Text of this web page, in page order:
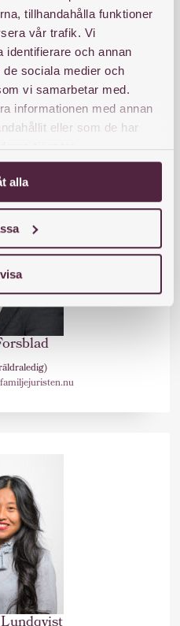
tillhandahålla funktioner
vår trafik. Vi
identifierare och annan
sociala medier och
vi samarbetar med.
informationen med annan
eller som de har
tjänster.
alla